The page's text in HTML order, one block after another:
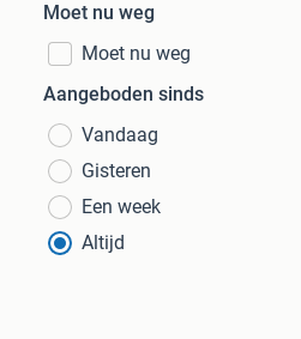
Moet nu weg
Moet nu weg
Aangeboden sinds
Vandaag
Gisteren
Een week
Altijd